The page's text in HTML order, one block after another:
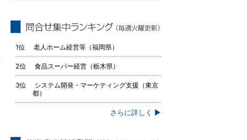
1位 老人ホーム経営等（福岡県）
2位 食品スーパー経営（栃木県）
3位 システム開発・マーケティング支援（東京
都）
さらに詳しく ▶